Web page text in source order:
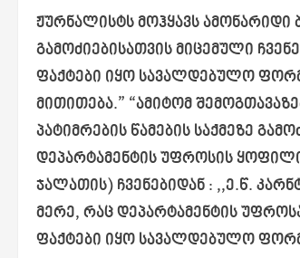
ჟურნალისტს მოჰყავს ამონარიდი
გამოძიებისათვის მიცემული
ფაქტები იყო სავალდებულო
მითითება.” “ამიტომ
პატიმრების წამების საქმეზე
დეპარტამენტის უფროსის
ჯალათის) ჩვენებიდან : ,,ე.წ.
მერე, რაც დეპარტამენტის
ფაქტები იყო სავალდებულო